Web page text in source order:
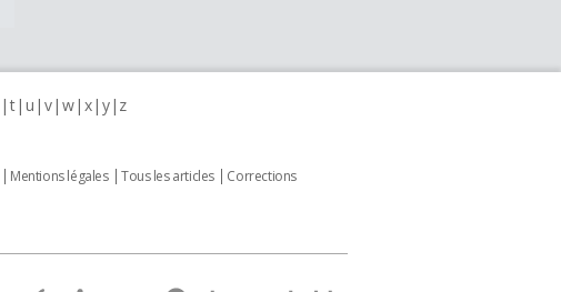
t u v w x y z
Mentions légales Tous les articles
Corrections